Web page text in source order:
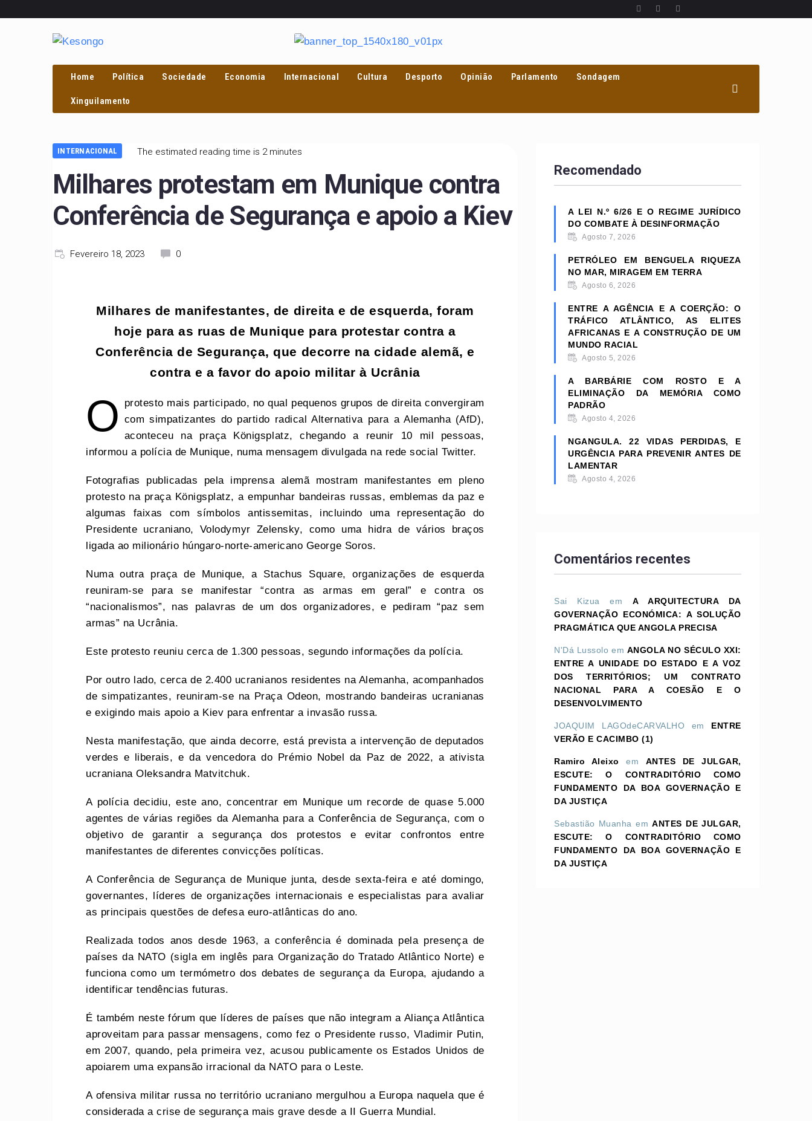
Home Política Sociedade Economia Internacional Cultura Desporto Opinião Parlamento Sondagem
Xinguilamento
INTERNACIONAL The estimated reading time is 2 minutes
Milhares protestam em Munique contra
Conferência de Segurança e apoio a Kiev
Fevereiro 18, 2023 0
Milhares de manifestantes, de direita e de esquerda, foram
hoje para as ruas de Munique para protestar contra a
Conferência de Segurança, que decorre na cidade alemã, e
contra e a favor do apoio militar à Ucrânia
O
protesto mais participado, no qual pequenos grupos de direita convergiram
com simpatizantes do partido radical Alternativa para a Alemanha (AfD),
aconteceu na praça Königsplatz, chegando a reunir 10 mil pessoas,
informou a polícia de Munique, numa mensagem divulgada na rede social Twitter.
Fotografias publicadas pela imprensa alemã mostram manifestantes em pleno
protesto na praça Königsplatz, a empunhar bandeiras russas, emblemas da paz e
algumas faixas com símbolos antissemitas, incluindo uma representação do
Presidente ucraniano, Volodymyr Zelensky, como uma hidra de vários braços
ligada ao milionário húngaro-norte-americano George Soros.
Numa outra praça de Munique, a Stachus Square, organizações de esquerda
reuniram-se para se manifestar “contra as armas em geral” e contra os
“nacionalismos”, nas palavras de um dos organizadores, e pediram “paz sem
armas” na Ucrânia.
Este protesto reuniu cerca de 1.300 pessoas, segundo informações da polícia.
Por outro lado, cerca de 2.400 ucranianos residentes na Alemanha, acompanhados
de simpatizantes, reuniram-se na Praça Odeon, mostrando bandeiras ucranianas
e exigindo mais apoio a Kiev para enfrentar a invasão russa.
Nesta manifestação, que ainda decorre, está prevista a intervenção de deputados
verdes e liberais, e da vencedora do Prémio Nobel da Paz de 2022, a ativista
ucraniana Oleksandra Matvitchuk.
A polícia decidiu, este ano, concentrar em Munique um recorde de quase 5.000
agentes de várias regiões da Alemanha para a Conferência de Segurança, com o
objetivo de garantir a segurança dos protestos e evitar confrontos entre
manifestantes de diferentes convicções políticas.
A Conferência de Segurança de Munique junta, desde sexta-feira e até domingo,
governantes, líderes de organizações internacionais e especialistas para avaliar
as principais questões de defesa euro-atlânticas do ano.
Realizada todos anos desde 1963, a conferência é dominada pela presença de
países da NATO (sigla em inglês para Organização do Tratado Atlântico Norte) e
funciona como um termómetro dos debates de segurança da Europa, ajudando a
identificar tendências futuras.
É também neste fórum que líderes de países que não integram a Aliança Atlântica
aproveitam para passar mensagens, como fez o Presidente russo, Vladimir Putin,
em 2007, quando, pela primeira vez, acusou publicamente os Estados Unidos de
apoiarem uma expansão irracional da NATO para o Leste.
A ofensiva militar russa no território ucraniano mergulhou a Europa naquela que é
considerada a crise de segurança mais grave desde a II Guerra Mundial.
Recomendado
A LEI N.º 6/26 E O REGIME JURÍDICO
DO COMBATE À DESINFORMAÇÃO
Agosto 7, 2026
PETRÓLEO EM BENGUELA RIQUEZA
NO MAR, MIRAGEM EM TERRA
Agosto 6, 2026
ENTRE A AGÊNCIA E A COERÇÃO: O
TRÁFICO ATLÂNTICO, AS ELITES
AFRICANAS E A CONSTRUÇÃO DE UM
MUNDO RACIAL
Agosto 5, 2026
A BARBÁRIE COM ROSTO E A
ELIMINAÇÃO DA MEMÓRIA COMO
PADRÃO
Agosto 4, 2026
NGANGULA. 22 VIDAS PERDIDAS, E
URGÊNCIA PARA PREVENIR ANTES DE
LAMENTAR
Agosto 4, 2026
Comentários recentes
Sai Kizua emA ARQUITECTURA DA
GOVERNAÇÃO ECONÓMICA: A SOLUÇÃO
PRAGMÁTICA QUE ANGOLA PRECISA
N'Dá Lussolo em ANGOLA NO SÉCULO XXI:
ENTRE A UNIDADE DO ESTADO E A VOZ
DOS TERRITÓRIOS; UM CONTRATO
NACIONAL PARA A COESÃO E O
DESENVOLVIMENTO
JOAQUIM LAGOdeCARVALHO em ENTRE
VERÃO E CACIMBO (1)
Ramiro Aleixo em ANTES DE JULGAR,
ESCUTE: O CONTRADITÓRIO COMO
FUNDAMENTO DA BOA GOVERNAÇÃO E
DA JUSTIÇA
Sebastião Muanha emANTES DE JULGAR,
ESCUTE: O CONTRADITÓRIO COMO
FUNDAMENTO DA BOA GOVERNAÇÃO E
DA JUSTIÇA